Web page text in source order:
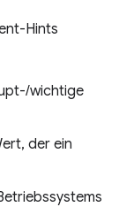
Hints
wichtige
der ein